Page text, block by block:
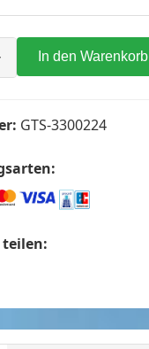
In den Warenkorb
GTS-3300224
teilen: